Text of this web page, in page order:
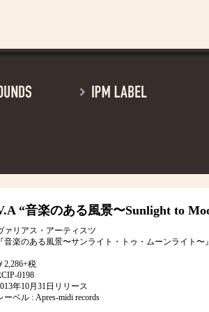
“音楽のある風景〜Sunlight to
ァリアス・アーティスツ
音楽のある風景〜サンライト・トゥ・ムーンライト〜』
2,286+税
0198
年10月31日リリース
ーベル : Apres-midi records